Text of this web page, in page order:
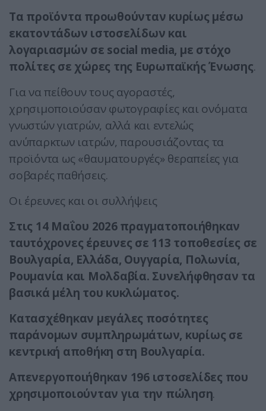
Τα προϊόντα προωθούνταν κυρίως μέσω
εκατοντάδων ιστοσελίδων και
λογαριασμών σε social media, με στόχο
πολίτες σε χώρες της Ευρωπαϊκής Ένωσης.
Για να πείθουν τους αγοραστές,
χρησιμοποιούσαν φωτογραφίες και ονόματα
γνωστών γιατρών, αλλά και εντελώς
ανύπαρκτων ιατρών, παρουσιάζοντας τα
προϊόντα ως «θαυματουργές» θεραπείες για
σοβαρές παθήσεις.
Οι έρευνες και οι συλλήψεις
Στις 14 Μαΐου 2026 πραγματοποιήθηκαν
ταυτόχρονες έρευνες σε 113 τοποθεσίες σε
Βουλγαρία, Ελλάδα, Ουγγαρία, Πολωνία,
Ρουμανία και Μολδαβία. Συνελήφθησαν τα
βασικά μέλη του κυκλώματος.
Κατασχέθηκαν μεγάλες ποσότητες
παράνομων συμπληρωμάτων, κυρίως σε
κεντρική αποθήκη στη Βουλγαρία.
Απενεργοποιήθηκαν 196 ιστοσελίδες που
χρησιμοποιούνταν για την πώληση.